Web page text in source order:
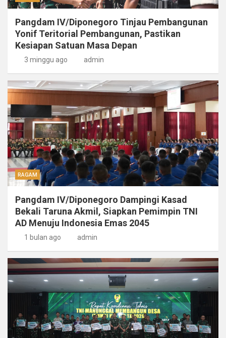
Pangdam IV/Diponegoro Tinjau Pembangunan
Yonif Teritorial Pembangunan, Pastikan
Kesiapan Satuan Masa Depan
3 minggu ago admin
RAGAM
Pangdam IV/Diponegoro Dampingi Kasad
Bekali Taruna Akmil, Siapkan Pemimpin TNI
AD Menuju Indonesia Emas 2045
1 bulan ago admin